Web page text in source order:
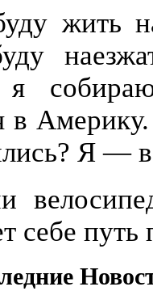
жить
я
в
Я —
себе